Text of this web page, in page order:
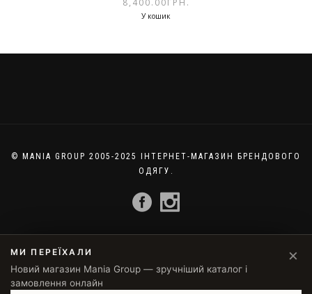
8,400.00ГРН.
У кошик
МИ ПЕРЕЇХАЛИ
Новий магазин Mania Group — зручніший каталог і
замовлення онлайн
×
© MANIA GROUP 2005-2025 ІНТЕРНЕТ-МАГАЗИН БРЕНДОВОГО
ОДЯГУ.